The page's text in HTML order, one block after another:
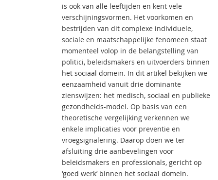
is ook van alle leeftijden en kent vele
verschijningsvormen. Het voorkomen en
bestrijden van dit complexe individuele,
sociale en maatschappelijke fenomeen staat
momenteel volop in de belangstelling van
politici, beleidsmakers en uitvoerders binnen
het sociaal domein. In dit artikel bekijken we
eenzaamheid vanuit drie dominante
zienswijzen: het medisch, sociaal en publieke
gezondheids-model. Op basis van een
theoretische vergelijking verkennen we
enkele implicaties voor preventie en
vroegsignalering. Daarop doen we ter
afsluiting drie aanbevelingen voor
beleidsmakers en professionals, gericht op
‘goed werk’ binnen het sociaal domein.